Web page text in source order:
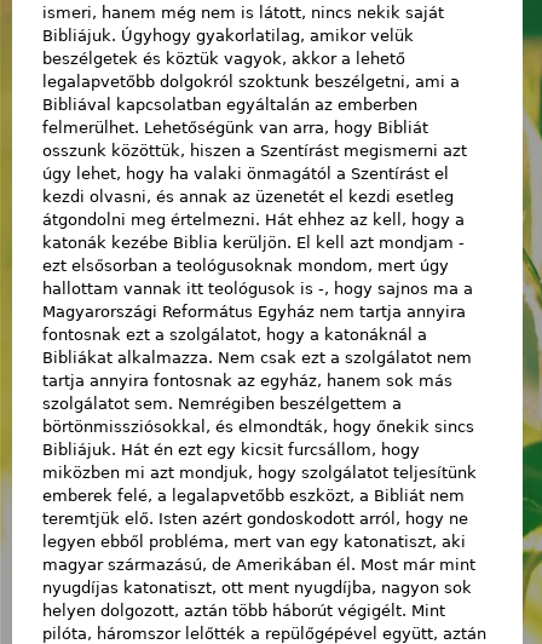
ismeri, hanem még nem is látott, nincs nekik saját
Bibliájuk. Úgyhogy gyakorlatilag, amikor velük
beszélgetek és köztük vagyok, akkor a lehető
legalapvetőbb dolgokról szoktunk beszélgetni, ami a
Bibliával kapcsolatban egyáltalán az emberben
felmerülhet. Lehetőségünk van arra, hogy Bibliát
osszunk közöttük, hiszen a Szentírást megismerni azt
úgy lehet, hogy ha valaki önmagától a Szentírást el
kezdi olvasni, és annak az üzenetét el kezdi esetleg
átgondolni meg értelmezni. Hát ehhez az kell, hogy a
katonák kezébe Biblia kerüljön. El kell azt mondjam -
ezt elsősorban a teológusoknak mondom, mert úgy
hallottam vannak itt teológusok is -, hogy sajnos ma a
Magyarországi Református Egyház nem tartja annyira
fontosnak ezt a szolgálatot, hogy a katonáknál a
Bibliákat alkalmazza. Nem csak ezt a szolgálatot nem
tartja annyira fontosnak az egyház, hanem sok más
szolgálatot sem. Nemrégiben beszélgettem a
börtönmissziósokkal, és elmondták, hogy őnekik sincs
Bibliájuk. Hát én ezt egy kicsit furcsállom, hogy
miközben mi azt mondjuk, hogy szolgálatot teljesítünk
emberek felé, a legalapvetőbb eszközt, a Bibliát nem
teremtjük elő. Isten azért gondoskodott arról, hogy ne
legyen ebből probléma, mert van egy katonatiszt, aki
magyar származású, de Amerikában él. Most már mint
nyugdíjas katonatiszt, ott ment nyugdíjba, nagyon sok
helyen dolgozott, aztán több háborút végigélt. Mint
pilóta, háromszor lelőtték a repülőgépével együtt, aztán